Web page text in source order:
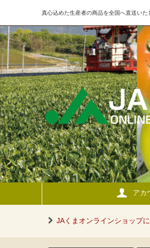
真心込めた生産者の商品を全国へ直送いた
アカ
JAくまオンラインショップ